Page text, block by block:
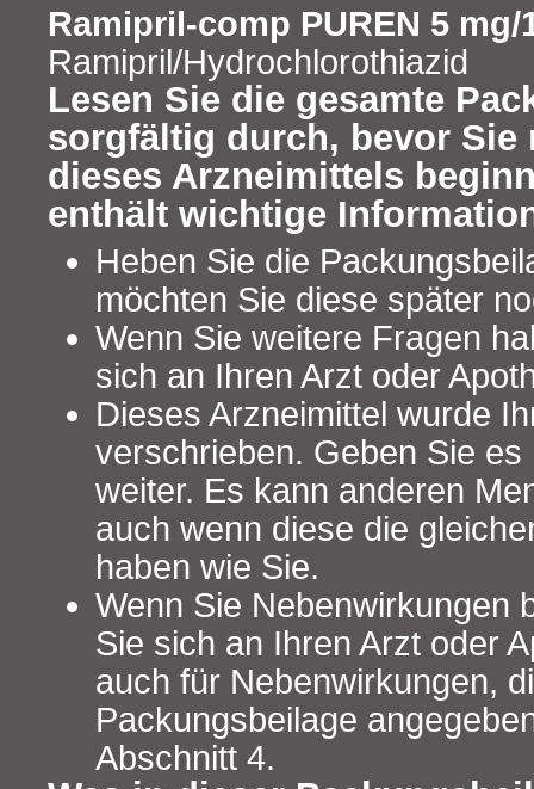
Ramipril-comp PUREN 5 mg/
Ramipril/Hydrochlorothiazid
Lesen Sie die gesamte
sorgfältig durch, bevor Sie
dieses Arzneimittels
enthält wichtige
Heben Sie die
möchten Sie diese später
Wenn Sie weitere Fragen
sich an Ihren Arzt oder
Dieses Arzneimittel wurde
verschrieben. Geben Sie es
weiter. Es kann anderen
auch wenn diese die
haben wie Sie.
Wenn Sie Nebenwirkungen
Sie sich an Ihren Arzt oder
auch für Nebenwirkungen,
Packungsbeilage
Abschnitt 4.